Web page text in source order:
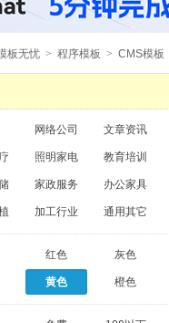
板无忧 > 程序模板 > CMS模板
网络公司 文章资讯
照明家电 教育培训
家政服务 办公家具
加工行业 通用其它
红色 灰色
黄色 橙色